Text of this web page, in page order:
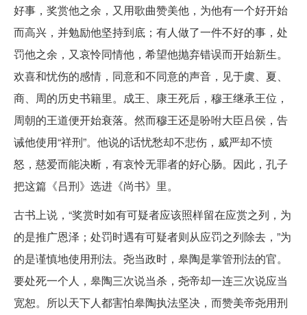
好事，奖赏他之余，又用歌曲赞美他，为他有一个好开始
而高兴，并勉励他坚持到底；有人做了一件不好的事，处
罚他之余，又哀怜同情他，希望他抛弃错误而开始新生。
欢喜和忧伤的感情，同意和不同意的声音，见于虞、夏、
商、周的历史书籍里。成王、康王死后，穆王继承王位，
周朝的王道便开始衰落。然而穆王还是吩咐大臣吕侯，告
诫他使用“祥刑”。他说的话忧愁却不悲伤，威严却不愤
怒，慈爱而能决断，有哀怜无罪者的好心肠。因此，孔子
把这篇《吕刑》选进《尚书》里。
古书上说，“奖赏时如有可疑者应该照样留在应赏之列，为
的是推广恩泽；处罚时遇有可疑者则从应罚之列除去，”为
的是谨慎地使用刑法。尧当政时，皋陶是掌管刑法的官。
要处死一个人，皋陶三次说当杀，尧帝却一连三次说应当
宽恕。所以天下人都害怕皋陶执法坚决，而赞美帝尧用刑